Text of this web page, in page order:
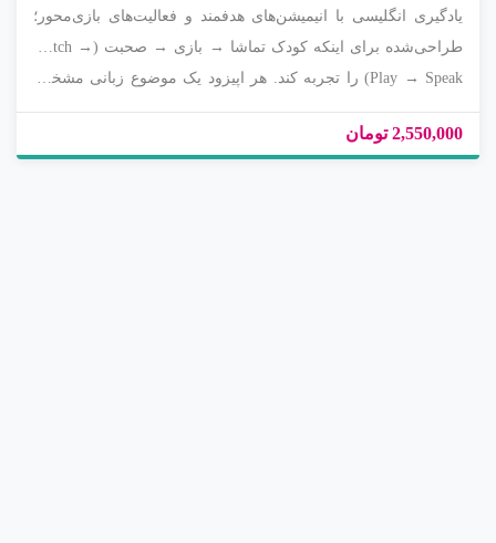
د
م
ت
ی
یادگیری انگلیسی با انیمیشن‌های هدفمند و فعالیت‌های بازی‌محور؛
طراحی‌شده برای اینکه کودک تماشا → بازی → صحبت (Watch →
Play → Speak) را تجربه کند. هر اپیزود یک موضوع زبانی مشخص
دارد (مثل: Opposites, احساسات، صفات، رفتارهای روزمره) و با
ابزارهای تکمیلی می‌آید تا تماشا به یادگیری فعال تبدیل شود
2,550,000 تومان